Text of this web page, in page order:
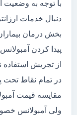
با توجه به وضعیت
دنبال خدمات
بخش درمان
پیدا کردن
از تجریش استفاده
در تمام نقاط تحت
مقایسه قیمت
ولی آمبولانس